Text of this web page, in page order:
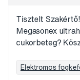
Tisztelt
Megasonex
cukorbeteg?
Elektromos